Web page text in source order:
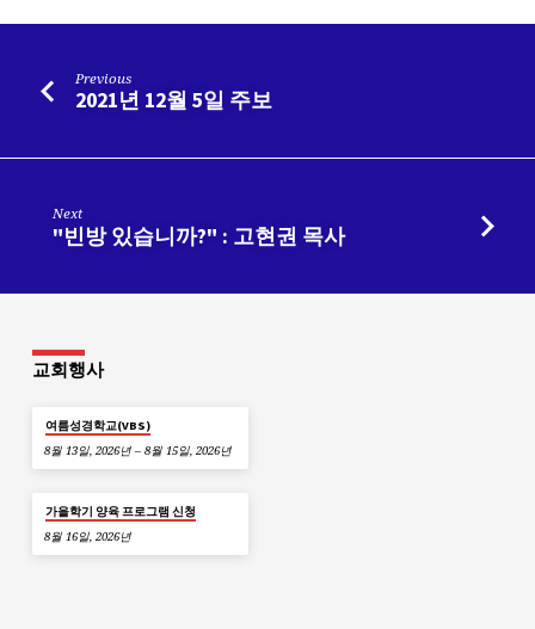
Previous
2021년 12월 5일 주보
Next
"빈방 있습니까?" : 고현권 목사
교회행사
여름성경학교(VBS)
8월 13일, 2026년 – 8월 15일, 2026년
가을학기 양육 프로그램 신청
8월 16일, 2026년